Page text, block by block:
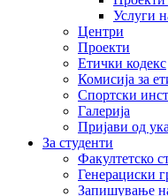
Услуги
Центри
Проекти
Етички кодекс
Комисија за
Спортски
Галерија
Пријави од
За студенти
Факултетско
Генерациски
Запишување